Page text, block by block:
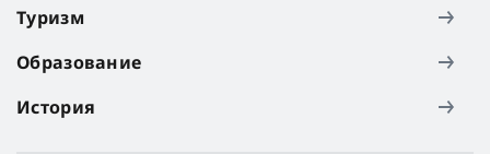
Туризм
Образование
История